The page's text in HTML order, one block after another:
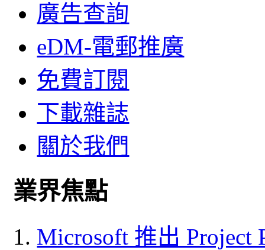
廣告查詢
eDM-電郵推廣
免費訂閱
下載雜誌
關於我們
業界焦點
Microsoft 推出 Project